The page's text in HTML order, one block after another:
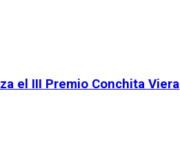
el III Premio Conchita Viera